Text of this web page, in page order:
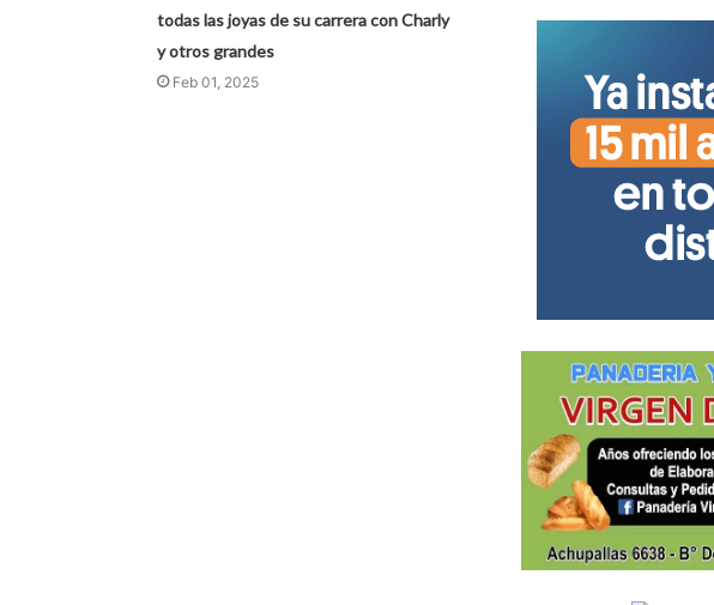
todas las joyas de su carrera con Charly
y otros grandes
Feb 01, 2025